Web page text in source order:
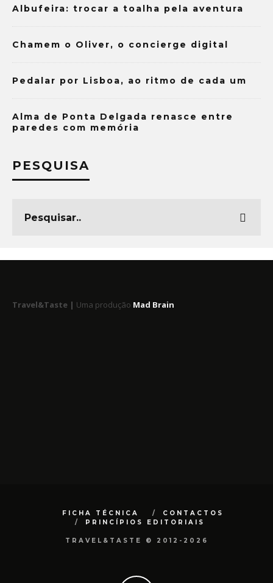
Albufeira: trocar a toalha pela aventura
Chamem o Oliver, o concierge digital
Pedalar por Lisboa, ao ritmo de cada um
Alma de Ponta Delgada renasce entre
paredes com memória
PESQUISA
Travel&Taste | Uma produção Mad Brain
FICHA TÉCNICA
CONTACTOS
PRINCÍPIOS EDITORIAIS
TRAVEL&TASTE © 2012-2026